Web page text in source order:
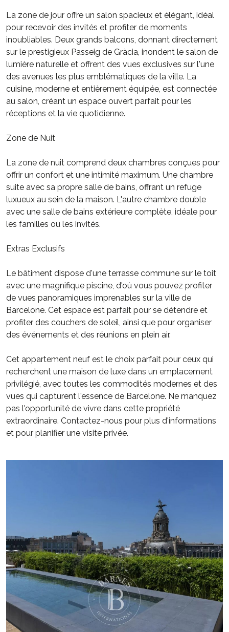
La zone de jour offre un salon spacieux et élégant, idéal
pour recevoir des invités et profiter de moments
inoubliables. Deux grands balcons, donnant directement
sur le prestigieux Passeig de Gràcia, inondent le salon de
lumière naturelle et offrent des vues exclusives sur l'une
des avenues les plus emblématiques de la ville. La
cuisine, moderne et entièrement équipée, est connectée
au salon, créant un espace ouvert parfait pour les
réceptions et la vie quotidienne.
Zone de Nuit
La zone de nuit comprend deux chambres conçues pour
offrir un confort et une intimité maximum. Une chambre
suite avec sa propre salle de bains, offrant un refuge
luxueux au sein de la maison. L'autre chambre double
avec une salle de bains extérieure complète, idéale pour
les familles ou les invités.
Extras Exclusifs
Le bâtiment dispose d'une terrasse commune sur le toit
avec une magnifique piscine, d'où vous pouvez profiter
de vues panoramiques imprenables sur la ville de
Barcelone. Cet espace est parfait pour se détendre et
profiter des couchers de soleil, ainsi que pour organiser
des événements et des réunions en plein air.
Cet appartement neuf est le choix parfait pour ceux qui
recherchent une maison de luxe dans un emplacement
privilégié, avec toutes les commodités modernes et des
vues qui capturent l'essence de Barcelone. Ne manquez
pas l'opportunité de vivre dans cette propriété
extraordinaire. Contactez-nous pour plus d'informations
et pour planifier une visite privée.